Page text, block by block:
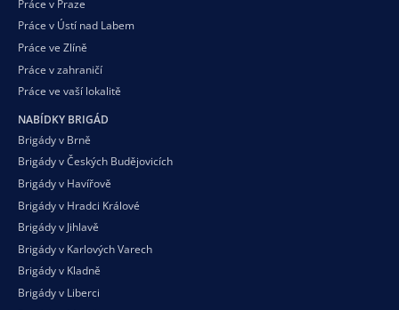
Práce v Praze
Práce v Ústí nad Labem
Práce ve Zlíně
Práce v zahraničí
Práce ve vaší lokalitě
NABÍDKY BRIGÁD
Brigády v Brně
Brigády v Českých Budějovicích
Brigády v Havířově
Brigády v Hradci Králové
Brigády v Jihlavě
Brigády v Karlových Varech
Brigády v Kladně
Brigády v Liberci